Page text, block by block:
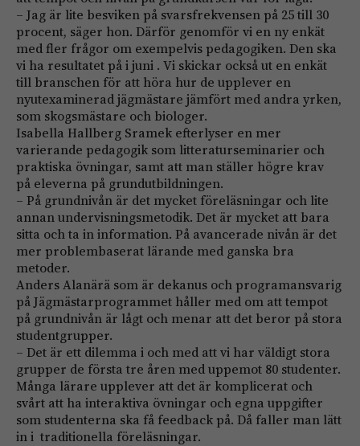
– Jag är lite besviken på svarsfrekvensen på 25 till 30
procent, säger hon. Därför genomför vi en ny enkät
med fler frågor om exempelvis pedagogiken. Den ska
vi ha resultatet på i juni . Vi skickar också ut en enkät
till branschen för att höra hur de upplever en
nyutexaminerad jägmästare jämfört med andra yrken,
som skogsmästare och biologer.
Isabella Hallberg Sramek efterlyser en mer
varierande pedagogik som litteraturseminarier och
praktiska övningar, samt att man ställer högre krav
på­ ­eleverna på grundutbildningen.
– På grundnivån är det mycket föreläsningar och lite
annan undervisningsmetodik. Det är mycket att bara
sitta och ta in information. På avancerade nivån är det
mer problembaserat lärande med ganska bra
metoder.
Anders Alanärä som är dekanus och programansvarig
på Jägmästarprogrammet håller med om att tempot
på grundnivån är lågt och menar att det beror på stora
studentgrupper.
– Det är ett dilemma i och med att vi har väldigt stora
grupper de första tre åren med uppemot 80 studenter.
Många lärare upplever att det är komplicerat och
svårt att ha interaktiva övningar och egna uppgifter
som studenterna ska få feedback på. Då faller man lätt
in i traditionella föreläsningar.